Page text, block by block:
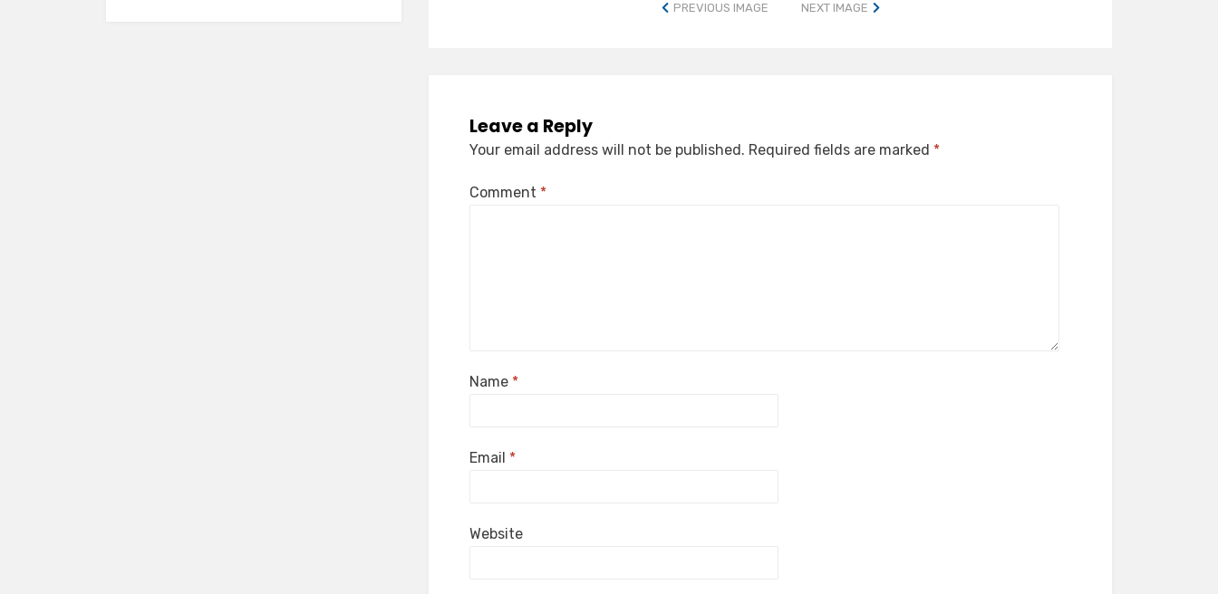
PREVIOUS IMAGE NEXT IMAGE
Leave a Reply
Your email address will not be published. Required fields are marked *
Comment *
Name *
Email *
Website